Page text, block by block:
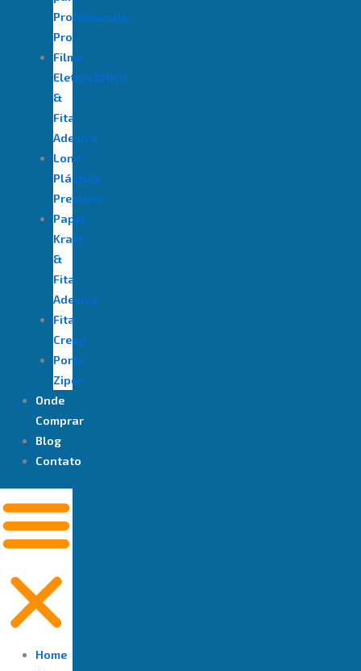
Profissionais
Pro
Filme
Eletrostático
&
Fita
Adesiva
⁠Lona
Plástica
Premium
Papel
Kraft
&
Fita
Adesiva
Fita
Crepe
Porta
Ziper
Onde
Comprar
Blog
Contato
Home